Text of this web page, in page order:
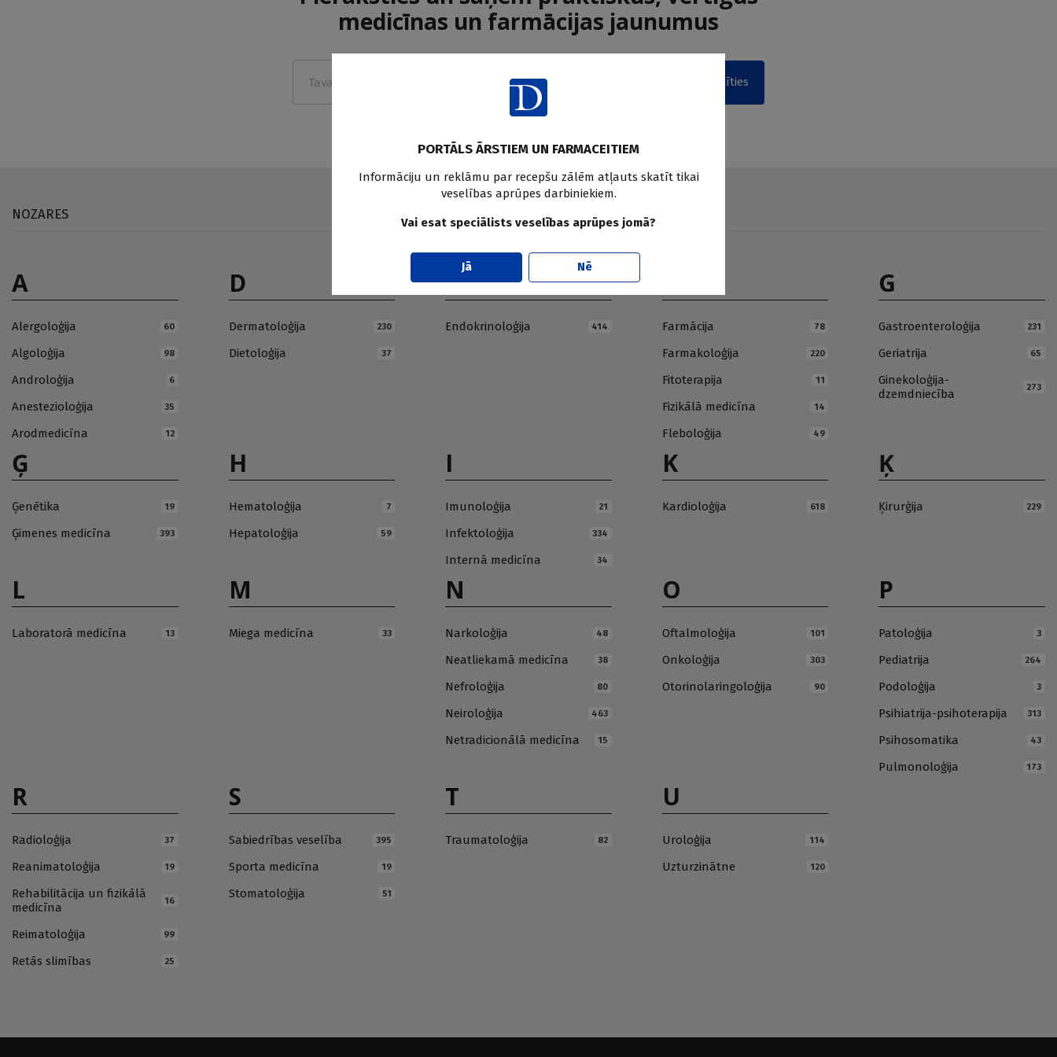
medicīnas un farmācijas jaunumus
Pierakstīties
NOZARES
A
Alergoloģija 60
Algoloģija 98
Androloģija 6
Anestezioloģija 35
Arodmedicīna 12
D
Dermatoloģija 230
Dietoloģija 37
E
Endokrinoloģija 414 Farmācija 78
Farmakoloģija 220
Fitoterapija 11
Fizikālā medicīna 14
Fleboloģija 49
G
Gastroenteroloģija 231
Geriatrija 65
Ginekoloģija-
dzemdniecība
273
Ģ
Ģenētika 19
Ģimenes medicīna 393
H
Hematoloģija 7
Hepatoloģija 59
I
Imunoloģija 21
Infektoloģija 334
Internā medicīna 34
K
Kardioloģija 618
Ķ
Ķirurģija 229
L
Laboratorā medicīna 13
M
Miega medicīna 33
N
Narkoloģija 48
Neatliekamā medicīna 38
Nefroloģija 80
Neiroloģija 463
Netradicionālā medicīna 15
O
Oftalmoloģija 101
Onkoloģija 303
Otorinolaringoloģija 90
P
Patoloģija 3
Pediatrija 264
Podoloģija 3
Psihiatrija-psihoterapija 313
Psihosomatika 43
Pulmonoloģija 173
R
Radioloģija 37
Reanimatoloģija 19
Rehabilitācija un fizikālā
medicīna
16
Reimatoloģija 99
Retās slimības 25
S
Sabiedrības veselība 395
Sporta medicīna 19
Stomatoloģija 51
T
Traumatoloģija 82
U
Uroloģija 114
Uzturzinātne 120
PORTĀLS ĀRSTIEM UN FARMACEITIEM
Informāciju un reklāmu par recepšu zālēm atļauts skatīt tikai
veselības aprūpes darbiniekiem.
Vai esat speciālists veselības aprūpes jomā?
Jā Nē